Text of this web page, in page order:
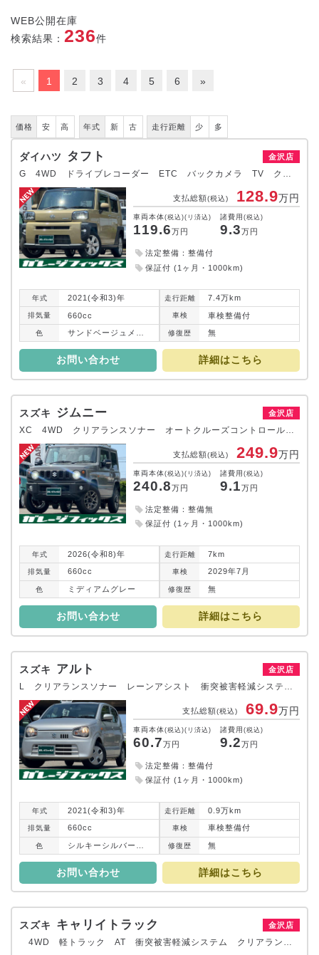
WEB公開在庫
検索結果： 236件
« 1 2 3 4 5 6 »
価格 安 高 年式 新 古 走行距離 少 多
ダイハツ タフト 金沢店
G 4WD ドライブレコーダー ETC バックカメラ TV クリアランスソナー レーンアシスト 衝突被害軽減システム オートライト LEDヘッドランプ ヘッドライトウォッシャー スマートキー
支払総額(税込) 128.9万円
車両本体(税込)(リ済込)
119.6万円
諸費用(税込)
9.3万円
法定整備：整備付
保証付 (1ヶ月・1000km)
年式 2021(令和3)年 走行距離 7.4万km
排気量 660cc 車検 車検整備付
色 修復 歴 無
お問い合わせ 詳細はこちら
スズキ ジムニー 金沢店
支払総額(税込) 249.9万円
車両本体(税込)(リ済込)
240.8万円
諸費用(税込)
9.1万円
法定整備：整備無
保証付 (1ヶ月・1000km)
年式 2026(令和8)年 走行距離 7km
排気量 660cc 車検 2029年7月
色 ミディアムグレー 修復 歴 無
お問い合わせ 詳細はこちら
スズキ アルト 金沢店
支払総額(税込) 69.9万円
車両本体(税込)(リ済込)
60.7万円
諸費用(税込)
9.2万円
法定整備：整備付
保証付 (1ヶ月・1000km)
年式 2021(令和3)年 走行距離 0.9万km
排気量 660cc 車検 車検整備付
色 修復 歴 無
お問い合わせ 詳細はこちら
スズキ キャリイトラック 金沢店
4WD 軽トラック AT 衝突被害軽減システム クリアランスソナー レーンアシスト キーレスエントリー アイドリングストップ オートライト ESC エアコン パワーウィンドウ 運転席エアバッグ